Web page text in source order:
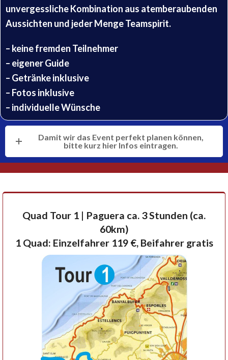
unvergessliche Kombination aus atemberaubenden
Aussichten und jeder Menge Teamspirit.
– keine fremden Teilnehmer
– eigener Guide
– Getränke inklusive
– Fotos inklusive
– individuelle Wünsche
Damit wir das Event perfekt planen können,
bitte kurz hier Infos eintragen.
Quad Tour 1 | Paguera ca. 3 Stunden (ca.
60km)
1 Quad: Einzelfahrer 119 €, Beifahrer gratis